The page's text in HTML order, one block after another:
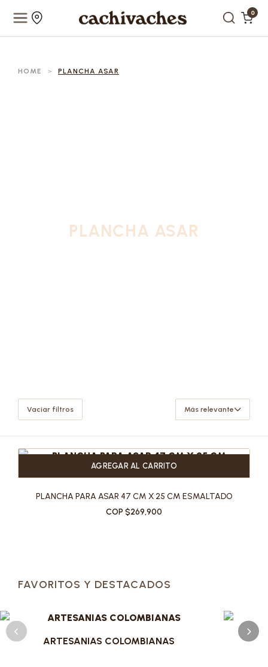
0
HOME > PLANCHA ASAR
PLANCHA ASAR
Vaciar filtros Más relevante
AGREGAR AL CARRITO
PLANCHA PARA ASAR 47 CM X 25 CM ESMALTADO
COP $269,900
FAVORITOS Y DESTACADOS
ARTESANIAS COLOMBIANAS